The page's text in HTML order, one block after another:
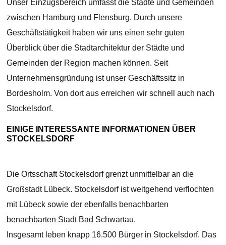
Unser Einzugsbereich umfasst die Städte und Gemeinden
zwischen Hamburg und Flensburg. Durch unsere
Geschäftstätigkeit haben wir uns einen sehr guten
Überblick über die Stadtarchitektur der Städte und
Gemeinden der Region machen können. Seit
Unternehmensgründung ist unser Geschäftssitz in
Bordesholm. Von dort aus erreichen wir schnell auch nach
Stockelsdorf.
EINIGE INTERESSANTE INFORMATIONEN ÜBER
STOCKELSDORF
Die Ortsschaft Stockelsdorf grenzt unmittelbar an die
Großstadt Lübeck. Stockelsdorf ist weitgehend verflochten
mit Lübeck sowie der ebenfalls benachbarten
benachbarten Stadt Bad Schwartau.
Insgesamt leben knapp 16.500 Bürger in Stockelsdorf. Das